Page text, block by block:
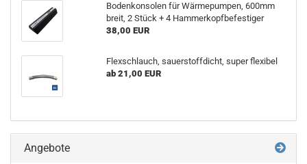
Bodenkonsolen für Wärmepumpen, 600mm
breit, 2 Stück + 4 Hammerkopfbefestiger
38,00 EUR
Flexschlauch, sauerstoffdicht, super flexibel
ab 21,00 EUR
Angebote